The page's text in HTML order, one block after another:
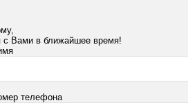
Вами в ближайшее время!
телефона